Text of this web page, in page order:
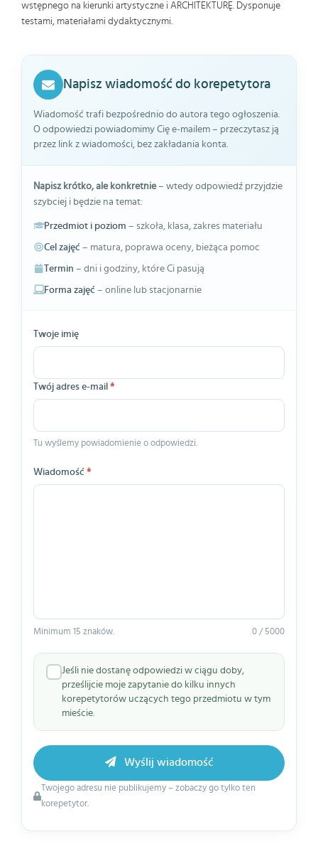
wstępnego na kierunki artystyczne i ARCHITEKTURĘ. Dysponuje
testami, materiałami dydaktycznymi.
Napisz wiadomość do korepetytora
Wiadomość trafi bezpośrednio do autora tego ogłoszenia.
O odpowiedzi powiadomimy Cię e-mailem – przeczytasz ją
przez link z wiadomości, bez zakładania konta.
Napisz krótko, ale konkretnie– wtedy odpowiedź przyjdzie
szybciej i będzie na temat:
Przedmiot i poziom – szkoła, klasa, zakres materiału
Cel zajęć – matura, poprawa oceny, bieżąca pomoc
Termin – dni i godziny, które Ci pasują
Forma zajęć – online lub stacjonarnie
Twoje imię
Twój adres e-mail *
Tu wyślemy powiadomienie o odpowiedzi.
Wiadomość *
Minimum 15 znaków. 0 / 5000
Jeśli nie dostanę odpowiedzi w ciągu doby,
prześlijcie moje zapytanie do kilku innych
korepetytorów uczących tego przedmiotu w tym
mieście.
Twojego adresu nie publikujemy – zobaczy go tylko ten
korepetytor.
Wyślij wiadomość